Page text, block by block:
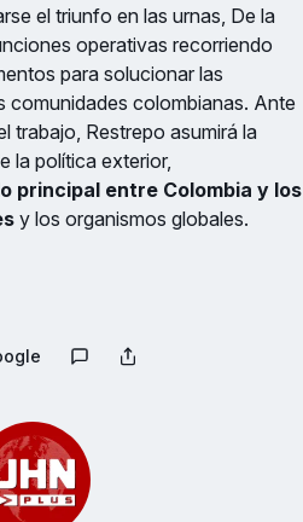
el triunfo en las urnas, De la
operativas recorriendo
para solucionar las
comunidades colombianas. Ante
trabajo, Restrepo asumirá la
la política exterior,
principal entre Colombia y los
y los organismos globales.